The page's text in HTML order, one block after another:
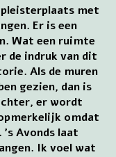
met
Er is een
Wat een ruimte
de indruk van dit
Als de muren
gezien, dan is
er wordt
omdat
Avonds laat
Ik voel wat